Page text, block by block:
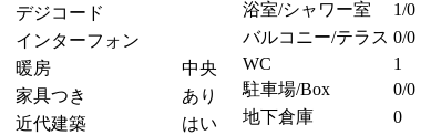
デジコード
インターフォン
暖房
中央
家具つき
あり
近代建築
はい
浴室/シャワー室
1/0
バルコニー/テラス 0/0
WC
1
駐車場/Box
0/0
地下倉庫
0